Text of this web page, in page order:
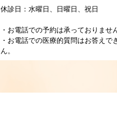
休診日：水曜日、日曜日、祝日
・お電話での予約は承っておりませ
・お電話での医療的質問はお答えで
ん。